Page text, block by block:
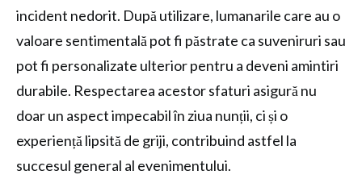
incident nedorit. După utilizare, lumanarile care au o
valoare sentimentală pot fi păstrate ca suveniruri sau
pot fi personalizate ulterior pentru a deveni amintiri
durabile. Respectarea acestor sfaturi asigură nu
doar un aspect impecabil în ziua nunții, ci și o
experiență lipsită de griji, contribuind astfel la
succesul general al evenimentului.